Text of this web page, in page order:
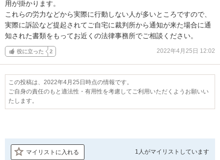
用が掛かります。
これらの労力などから実際に行動しない人が多いところですので、
実際に訴訟など提起されてご自宅に裁判所から通知が来た場合に通
知された書類をもってお近くの法律事務所でご相談ください。
役に立った 2 2022年4月25日 12:02
この投稿は、2022年4月25日時点の情報です。
ご自身の責任のもと適法性・有用性を考慮してご利用いただくようお願いい
たします。
マイリストに入れる 1人がマイリストしています